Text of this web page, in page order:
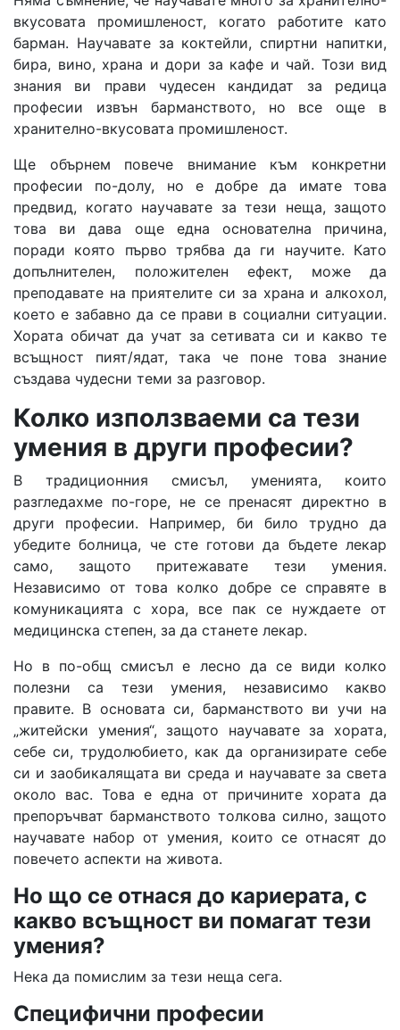
вкусовата промишленост, когато работите като
барман. Научавате за коктейли, спиртни напитки,
бира, вино, храна и дори за кафе и чай. Този вид
знания ви прави чудесен кандидат за редица
професии извън барманството, но все още в
хранително-вкусовата промишленост.
Ще обърнем повече внимание към конкретни
професии по-долу, но е добре да имате това
предвид, когато научавате за тези неща, защото
това ви дава още една основателна причина,
поради която първо трябва да ги научите. Като
допълнителен, положителен ефект, може да
преподавате на приятелите си за храна и алкохол,
което е забавно да се прави в социални ситуации.
Хората обичат да учат за сетивата си и какво те
всъщност пият/ядат, така че поне това знание
създава чудесни теми за разговор.
Колко използваеми са тези
умения в други професии?
В традиционния смисъл, уменията, които
разгледахме по-горе, не се пренасят директно в
други професии. Например, би било трудно да
убедите болница, че сте готови да бъдете лекар
само, защото притежавате тези умения.
Независимо от това колко добре се справяте в
комуникацията с хора, все пак се нуждаете от
медицинска степен, за да станете лекар.
Но в по-общ смисъл е лесно да се види колко
полезни са тези умения, независимо какво
правите. В основата си, барманството ви учи на
„житейски умения“, защото научавате за хората,
себе си, трудолюбието, как да организирате себе
си и заобикалящата ви среда и научавате за света
около вас. Това е една от причините хората да
препоръчват барманството толкова силно, защото
научавате набор от умения, които се отнасят до
повечето аспекти на живота.
Но що се отнася до кариерата, с
какво всъщност ви помагат тези
умения?
Нека да помислим за тези неща сега.
Специфични професии